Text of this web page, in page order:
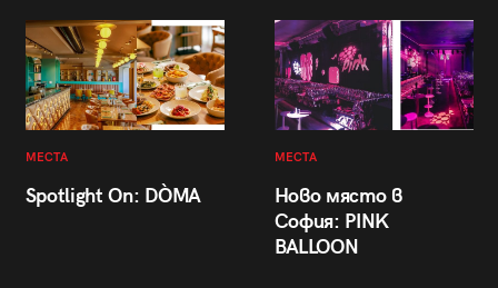
МЕСТА
Spotlight On: DÒMA
МЕСТА
Ново място в
София: PINK
BALLOON